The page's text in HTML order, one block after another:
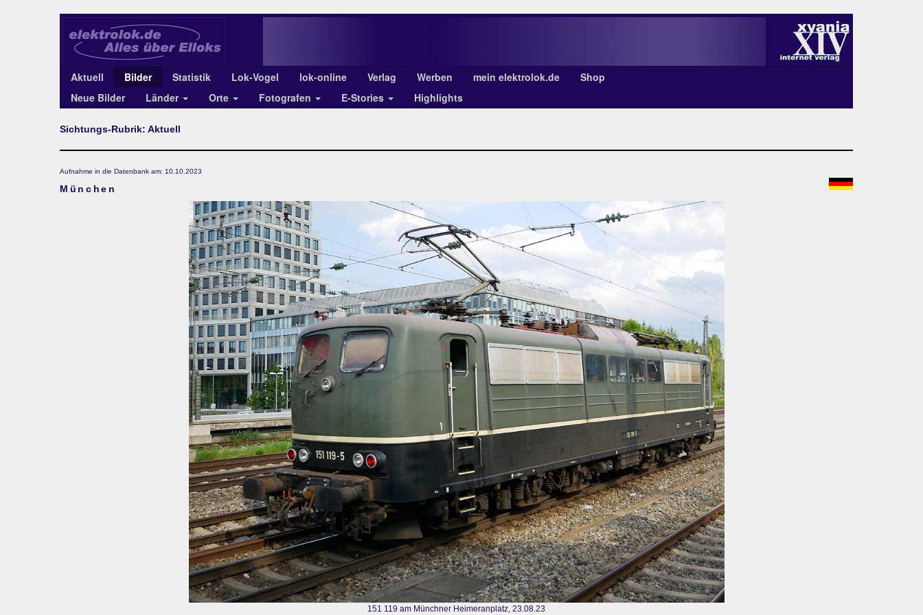
Aktuell Bilder Statistik Lok-Vogel lok-online Verlag Werben mein elektrolok.de
Shop
Neue Bilder
Länder Orte Fotografen E-Stories Highlights
Sichtungs-Rubrik: Aktuell
Aufnahme in die Datenbank am: 10.10.2023
München
151 119 am Münchner Heimeranplatz, 23.08.23